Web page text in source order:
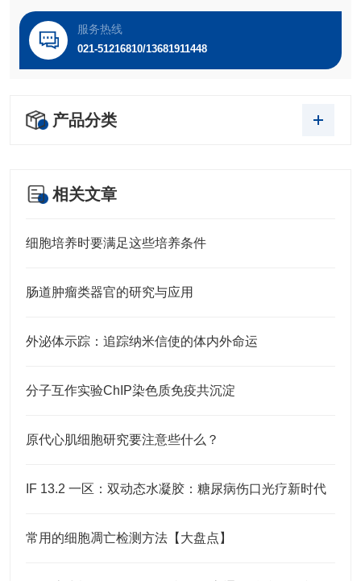
服务热线
021-51216810/13681911448
产品分类
相关文章
细胞培养时要满足这些培养条件
肠道肿瘤类器官的研究与应用
外泌体示踪：追踪纳米信使的体内外命运
分子互作实验ChIP染色质免疫共沉淀
原代心肌细胞研究要注意些什么？
IF 13.2 一区：双动态水凝胶：糖尿病伤口光疗新时代
常用的细胞凋亡检测方法【大盘点】